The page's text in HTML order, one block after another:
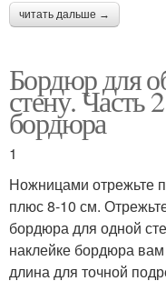
читать дальше →
Бордюр для
стену. Часть
бордюра
1
Ножницами отрежьте
плюс 8-10 см.
бордюра для одной
наклейке бордюра
длина для точной